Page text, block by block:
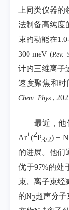
上同类仪器
法制备高纯度
束的动能在
300 meV (Rev.
计的三维离子
速度聚焦和时
Chem. Phys. ,
最近，他
Ar+(2P3/2) + N
的进展。他们
优于97%的处
束。离子束经
的N2超声分子
+